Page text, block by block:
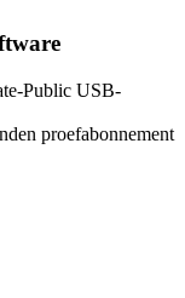
Public USB-
proefabonnement